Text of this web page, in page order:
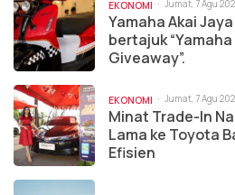
EKONOMI Jumat, 7 Agu
Yamaha Akai
bertajuk
Giveaway”.
EKONOMI Jumat, 7 Agu
Minat Trade-In
Lama ke Toyota
Efisien